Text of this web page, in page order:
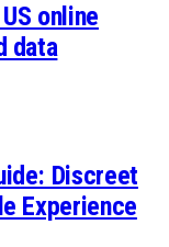
online
data
Discreet
Experience